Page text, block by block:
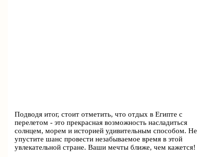
Подводя итог, стоит отметить, что отдых в Египте с
перелетом - это прекрасная возможность насладиться
солнцем, морем и историей удивительным способом. Не
упустите шанс провести незабываемое время в этой
увлекательной стране. Ваши мечты ближе, чем кажется!